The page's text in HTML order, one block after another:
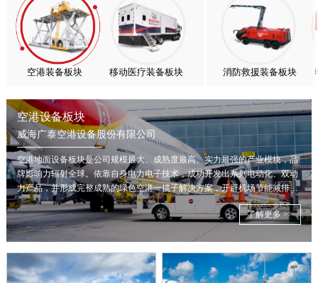
空港装备板块 移动医疗装备板块 消防救援装备板块
空港设备板块
威海广泰空港设备股份有限公司
空港地面设备板块是公司规模最大、成熟度最高、实力最强的产业模块，品
牌影响力辐射全球。依靠自身电力电子技术，成功开发出系列电动化、双动
力产品，并形成完整成熟的绿色空港一揽子解决方案，开辟机场节能减排新
局面。
了解更多 >>